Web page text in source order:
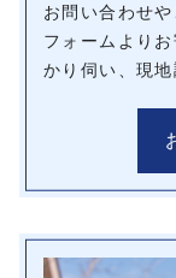
お問い合わせ
フォームより
かり伺い、現地